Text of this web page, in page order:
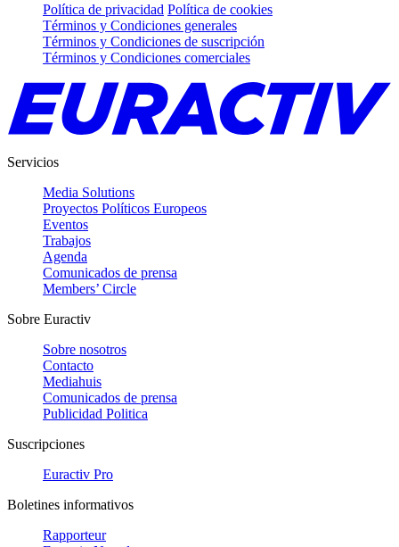
Política de privacidad Política de cookies
Términos y Condiciones generales
Términos y Condiciones de suscripción
Términos y Condiciones comerciales
Servicios
Media Solutions
Proyectos Políticos Europeos
Eventos
Trabajos
Agenda
Comunicados de prensa
Members’ Circle
Sobre Euractiv
Sobre nosotros
Contacto
Mediahuis
Comunicados de prensa
Publicidad Politica
Suscripciones
Euractiv Pro
Boletines informativos
Rapporteur